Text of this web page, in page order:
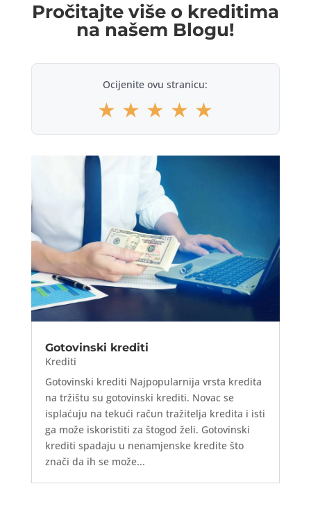
Pročitajte više o kreditima
na našem Blogu!
Ocijenite ovu stranicu:
★ ★ ★ ★ ★
Gotovinski krediti
Krediti
Gotovinski krediti Najpopularnija vrsta kredita
na tržištu su gotovinski krediti. Novac se
isplaćuju na tekući račun tražitelja kredita i isti
ga može iskoristiti za štogod želi. Gotovinski
krediti spadaju u nenamjenske kredite što
znači da ih se može...